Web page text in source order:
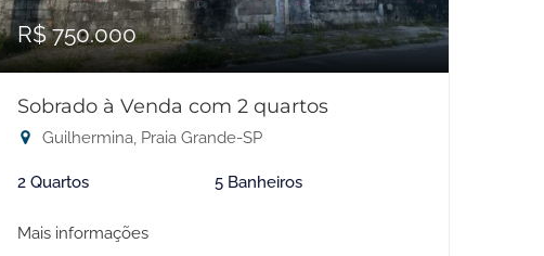
R$ 750.000
Sobrado à Venda com 2 quartos
Guilhermina, Praia Grande-SP
2 Quartos 5 Banheiros
Mais informações